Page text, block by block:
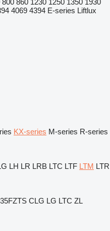
800 860 1230 1250 1350 1930
4069 4394 E-series Liftlux
KX-series M-series R-series
LH LR LRB LTC LTF LTM LTR
CLG LG LTC ZL